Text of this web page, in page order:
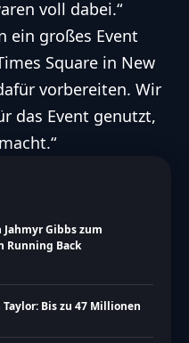
voll dabei.“
ein großes Event
Square in New
vorbereiten. Wir
das Event genutzt,
Jahmyr Gibbs zum
Running Back
Bis zu 47 Millionen